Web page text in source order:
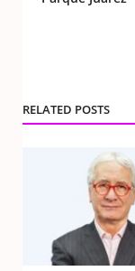
RELATED POSTS